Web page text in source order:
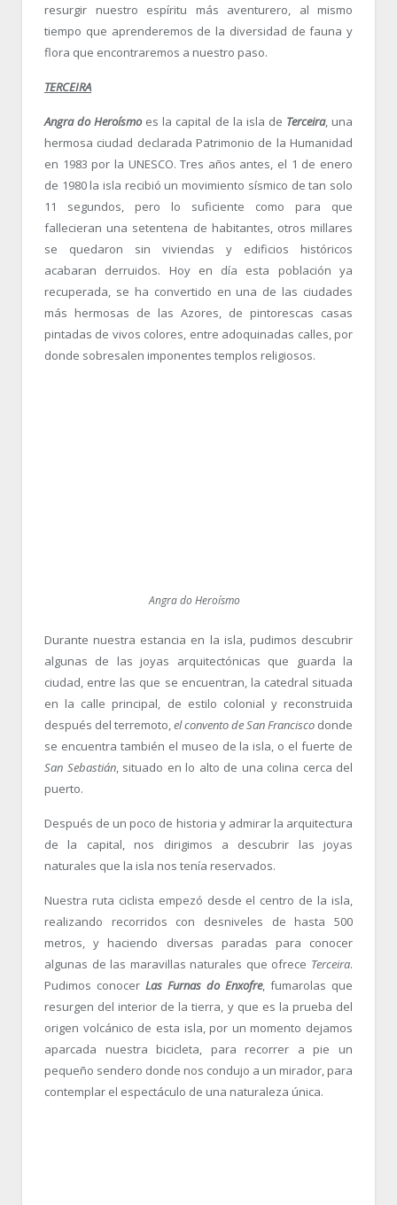
resurgir nuestro espíritu más aventurero, al mismo
tiempo que aprenderemos de la diversidad de fauna y
flora que encontraremos a nuestro paso.
TERCEIRA
Angra do Heroísmoes la capital de la isla de Terceira, una
hermosa ciudad declarada Patrimonio de la Humanidad
en 1983 por la UNESCO. Tres años antes, el 1 de enero
de 1980 la isla recibió un movimiento sísmico de tan solo
11 segundos, pero lo suficiente como para que
fallecieran una setentena de habitantes, otros millares
se quedaron sin viviendas y edificios históricos
acabaran derruidos. Hoy en día esta población ya
recuperada, se ha convertido en una de las ciudades
más hermosas de las Azores, de pintorescas casas
pintadas de vivos colores, entre adoquinadas calles, por
donde sobresalen imponentes templos religiosos.
Angra do Heroísmo
Durante nuestra estancia en la isla, pudimos descubrir
algunas de las joyas arquitectónicas que guarda la
ciudad, entre las que se encuentran, la catedral situada
en la calle principal, de estilo colonial y reconstruida
después del terremoto,el convento de San Francisco donde
se encuentra también el museo de la isla, o el fuerte de
San Sebastián, situado en lo alto de una colina cerca del
puerto.
Después de un poco de historia y admirar la arquitectura
de la capital, nos dirigimos a descubrir las joyas
naturales que la isla nos tenía reservados.
Nuestra ruta ciclista empezó desde el centro de la isla,
realizando recorridos con desniveles de hasta 500
metros, y haciendo diversas paradas para conocer
algunas de las maravillas naturales que ofrece Terceira.
Pudimos conocer Las Furnas do Enxofre, fumarolas que
resurgen del interior de la tierra, y que es la prueba del
origen volcánico de esta isla, por un momento dejamos
aparcada nuestra bicicleta, para recorrer a pie un
pequeño sendero donde nos condujo a un mirador, para
contemplar el espectáculo de una naturaleza única.